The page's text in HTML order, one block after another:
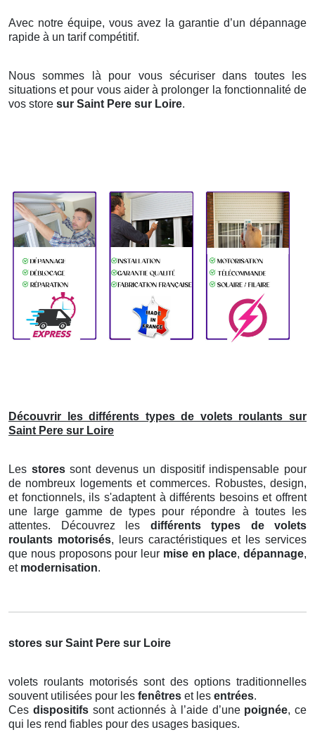
Avec notre équipe, vous avez la garantie d’un dépannage
rapide à un tarif compétitif.
Nous sommes là pour vous sécuriser dans toutes les
situations et pour vous aider à prolonger la fonctionnalité de
vos store sur Saint Pere sur Loire.
Découvrir les différents types de volets roulants sur
Saint Pere sur Loire
Les storessont devenus un dispositif indispensable pour
de nombreux logements et commerces. Robustes, design,
et fonctionnels, ils s'adaptent à différents besoins et offrent
une large gamme de types pour répondre à toutes les
attentes. Découvrez les différents types de volets
roulants motorisés, leurs caractéristiques et les services
que nous proposons pour leur mise en place, dépannage,
et modernisation.
stores sur Saint Pere sur Loire
volets roulants motorisés sont des options traditionnelles
souvent utilisées pour les fenêtres et les entrées.
Ces dispositifssont actionnés à l’aide d’une poignée, ce
qui les rend fiables pour des usages basiques.